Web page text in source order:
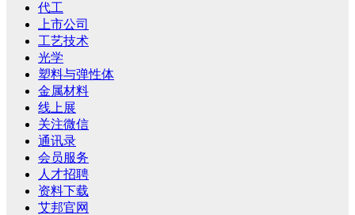
代工
上市公司
工艺技术
光学
塑料与弹性体
金属材料
线上展
关注微信
通讯录
会员服务
人才招聘
资料下载
艾邦官网